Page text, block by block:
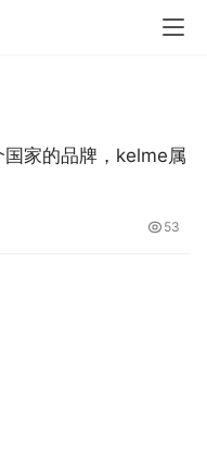
家的品牌，kelme属
53